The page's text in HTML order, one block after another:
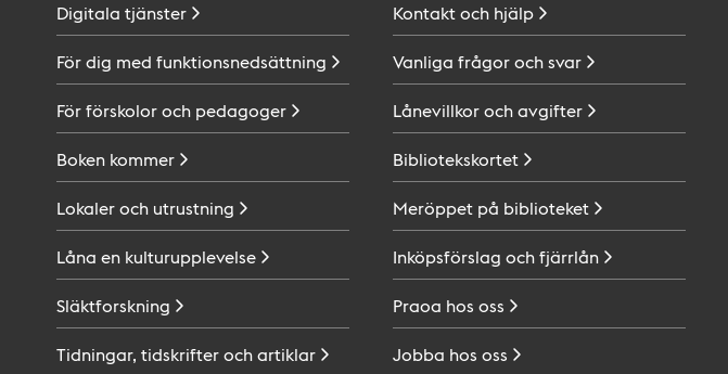
Digitala tjänster
För dig med funktionsnedsättning
För förskolor och pedagoger
Boken kommer
Lokaler och utrustning
Låna en kulturupplevelse
Släktforskning
Tidningar, tidskrifter ochartiklar
Kontakt och hjälp
Vanliga frågor ochsvar
Lånevillkor ochavgifter
Bibliotekskortet
Meröppet på biblioteket
Inköpsförslag ochfjärrlån
Praoa hos oss
Jobba hos oss